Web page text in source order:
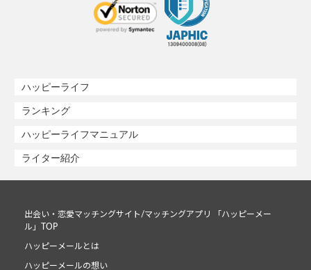
ハッピーライフ
ランキング
ハッピーライフマニュアル
ライター紹介
出会い・恋愛マッチングサイト/マッチングアプリ 「ハッピーメー
ル」TOP
ハッピーメールとは
ハッピーメールの想い